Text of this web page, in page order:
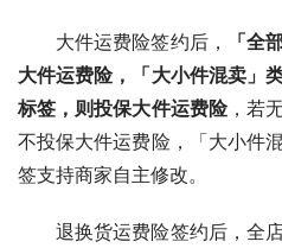
大件运费险签约后，
「全
大件运费险，「大小件混卖」
标签，则投保大件运费险，若
不投保大件运费险，「大小件
签支持商家自主修改。
退换货运费险签约后，全